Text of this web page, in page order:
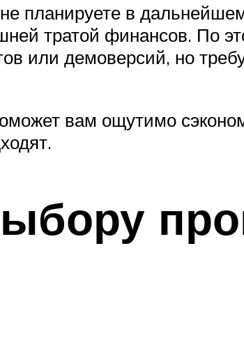
планируете в
тратой финансов. По
или демоверсий, но
вам ощутимо